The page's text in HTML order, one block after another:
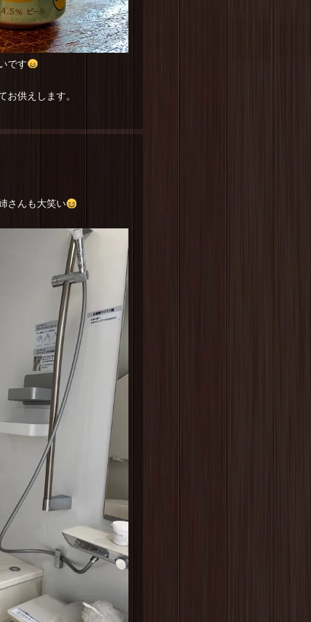
です
供えします。
さんも大笑い